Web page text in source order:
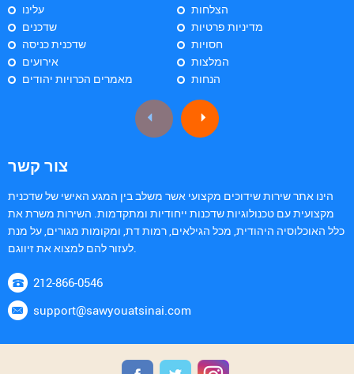
עלינו
שדכנים
שדכנית כניסה
אירועים
מאמרים הכרויות יהודים
הצלחות
מדיניות פרטיות
חסויות
המלצות
הנחות
צור קשר
הינו אתר שירות שידוכים מקצועי אשר משלב בין המגע האישי של שדכנית
מקצועית עם טכנולוגיות שדכנות ייחודיות ומתקדמות. השירות משרת את
כלל האוכלוסיה היהודית, מכל הגילאים, רמות דת, ומקומות מגורים, על מנת
212-866-0546
support@sawyouatsinai.com